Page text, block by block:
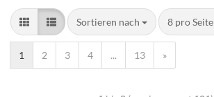
Sortieren nach 8 pro Seite
1 2 3 4 ... 13 »